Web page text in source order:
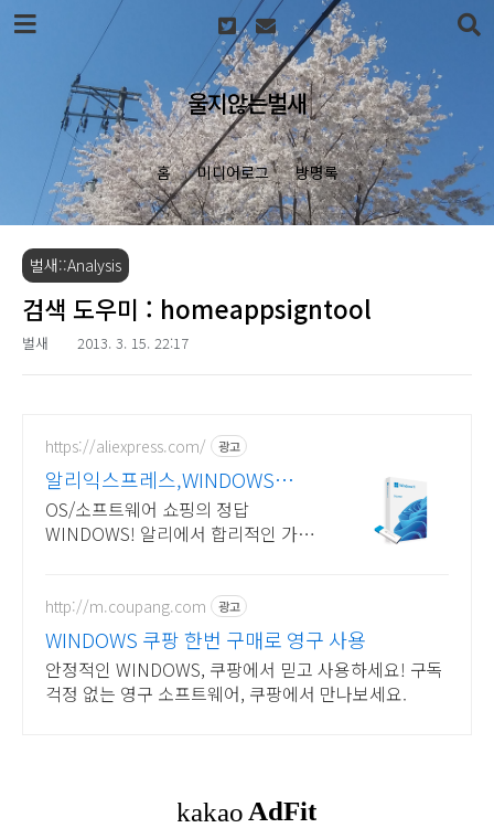
본문 바로가기
울지않는벌새
홈 미디어로그 방명록
벌새::Analysis
검색 도우미 : homeappsigntool
벌새 2013. 3. 15. 22:17
https://aliexpress.com/ 광고
알리익스프레스,WINDOWS
Windows 알리에서!
OS/소프트웨어 쇼핑의 정답
WINDOWS! 알리에서 합리적인 가격
http://m.coupang.com 광고
WINDOWS 쿠팡 한번 구매로 영구 사용
안정적인 WINDOWS, 쿠팡에서 믿고 사용하세요! 구독
걱정 없는 영구 소프트웨어, 쿠팡에서 만나보세요.